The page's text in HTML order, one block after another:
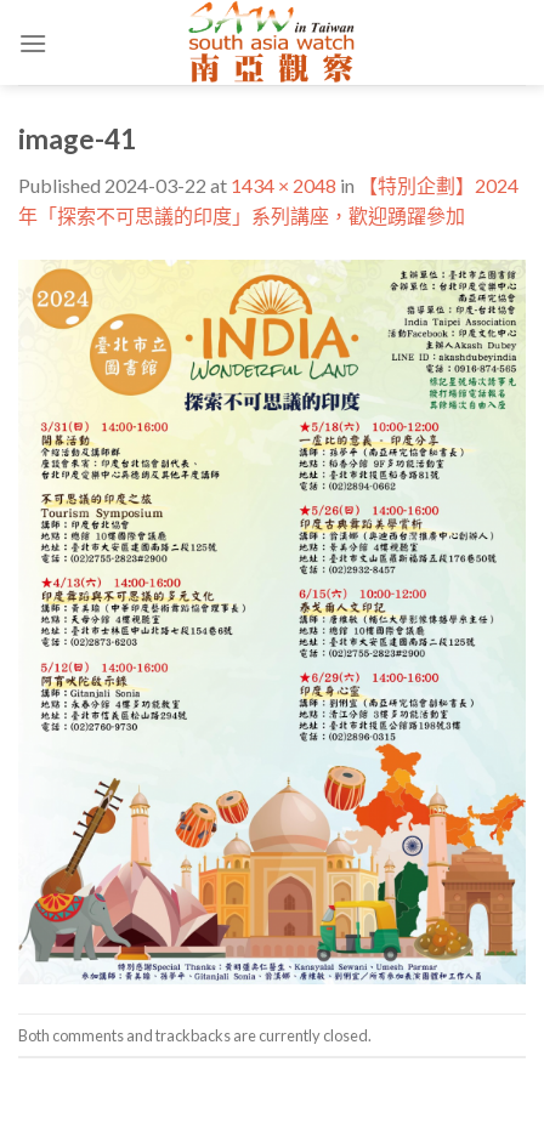
image-41
Published 2024-03-22 at 1434 × 2048 in
【特別企劃】2024
年「探索不可思議的印度」系列講座，歡迎踴躍參加
Both comments and trackbacks are currently closed.